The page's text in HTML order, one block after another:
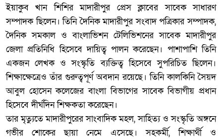
ইয়াকুব খান শিশির মাদারীপুর প্রেস ক্লাবের সাবেক সাধারণ
সম্পাদক ছিলেন। তিনি দৈনিক মাদারীপুর সংবাদ পত্রিকার সম্পাদক,
দৈনিক সমকাল ও বাংলাভিশন টেলিভিশনের সাবেক মাদারীপুর
জেলা প্রতিনিধি হিসেবে দায়িত্ব পালন করেছেন। পাশাপাশি তিনি
একজন লেখক ও সংস্কৃতি ব্যক্তিত্ব হিসেবে সুপরিচিত ছিলেন।
শিক্ষাক্ষেত্রেও তাঁর গুরুত্বপূর্ণ অবদান রয়েছে। তিনি কালকিনি সৈয়দ
আবুল হোসেন কলেজের বাংলা বিভাগের সাবেক বিভাগীয় প্রধান
হিসেবে দীর্ঘদিন শিক্ষকতা করেছেন।
তার মৃত্যুতে মাদারীপুরের সাংবাদিক মহল, সাহিত্য ও সংস্কৃতি অঙ্গনে
গভীর শোকের ছায়া নেমে এসেছে। সহকর্মী, শিক্ষার্থী ও